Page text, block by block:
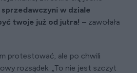
w dziale
twoje już od jutra! – zawołała
protestować, ale po chwili
rozsądek. „To nie jest szczyt